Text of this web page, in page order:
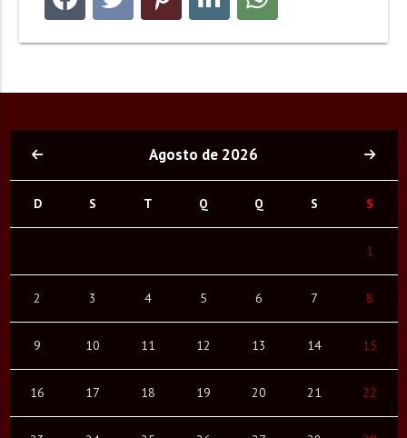
Agosto de 2026
D S T Q Q S S
1
2 3 4 5 6 7 8
9 10 11 12 13 14 15
16 17 18 19 20 21 22